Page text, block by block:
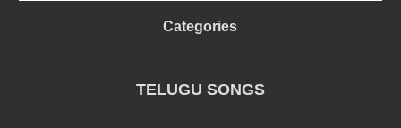
Categories
TELUGU SONGS